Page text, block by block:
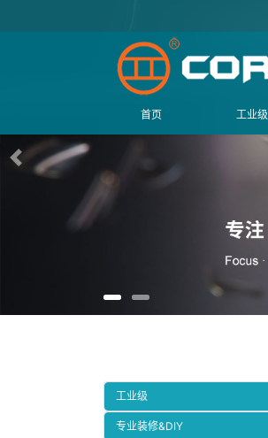
首页 工业级
上一页
工业级
专业装修&DIY